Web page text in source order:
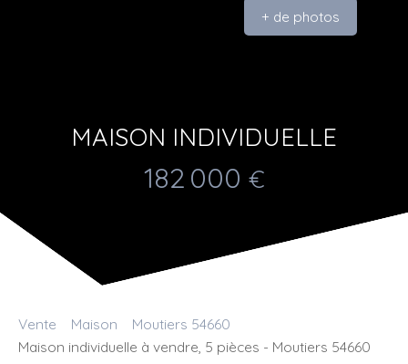
+ de photos
MAISON INDIVIDUELLE
182 000 €
Vente Maison
Moutiers 54660
Maison individuelle à vendre, 5 pièces - Moutiers 54660